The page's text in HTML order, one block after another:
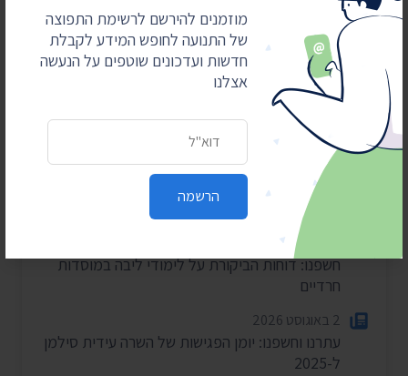
מוזמנים להירשם לרשימת התפוצה
של התנועה לחופש המידע לקבלת
חדשות ועדכונים שוטפים על הנעשה
אצלנו
הרשמה חדשות אחרונות
חשפנו: דוחות הביקורת על לימודי ליבה במוסדות
חרדיים
2 באוגוסט 2026
עתרנו וחשפנו: יומן הפגישות של השרה עידית סילמן
ל-2025